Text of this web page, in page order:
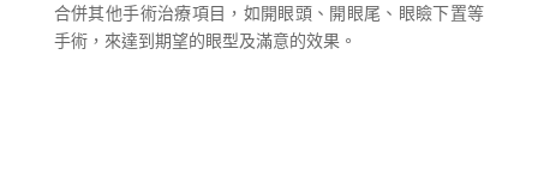
合併其他手術治療項目，如開眼頭、開眼尾、眼瞼下置等
手術，來達到期望的眼型及滿意的效果。